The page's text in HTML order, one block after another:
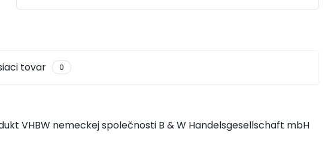
tovar 0
VHBW nemeckej společnosti B & W Handelsgesellschaft mbH